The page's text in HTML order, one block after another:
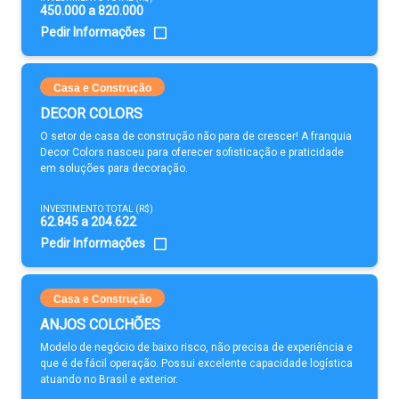
450.000 a 820.000
Pedir Informações
Casa e Construção
DECOR COLORS
O setor de casa de construção não para de crescer! A franquia
Decor Colors nasceu para oferecer sofisticação e praticidade
em soluções para decoração.
INVESTIMENTO TOTAL (R$)
62.845 a 204.622
Pedir Informações
Casa e Construção
ANJOS COLCHÕES
Modelo de negócio de baixo risco, não precisa de experiência e
que é de fácil operação. Possui excelente capacidade logística
atuando no Brasil e exterior.